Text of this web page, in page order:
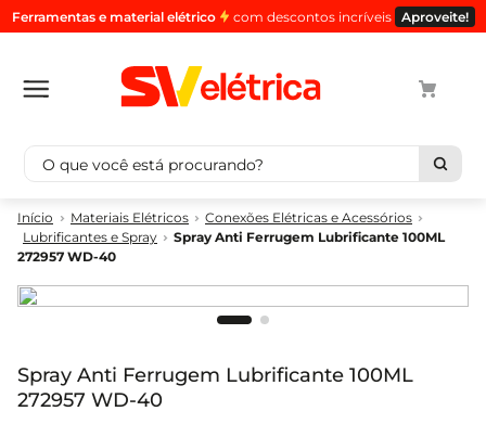
Ferramentas e material elétrico com descontos incríveis Aproveite!
O que você está procurando?
Materiais Elétricos
Conexões Elétricas e Acessórios
Lubrificantes e Spray
Spray Anti Ferrugem Lubrificante 100ML
272957 WD-40
Spray Anti Ferrugem Lubrificante 100ML
272957 WD-40
Termos mais buscados
1º
cabo
2º
luminaria
5º 4